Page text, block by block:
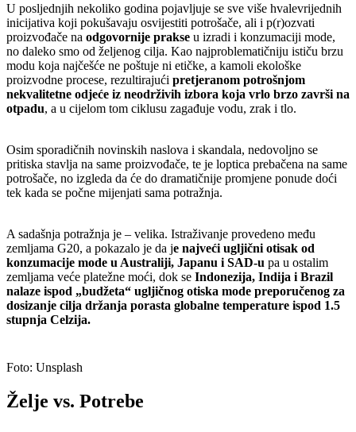
U posljednjih nekoliko godina pojavljuje se sve više hvalevrijednih
inicijativa koji pokušavaju osvijestiti potrošače, ali i p(r)ozvati
proizvođače na odgovornije prakse u izradi i konzumaciji mode,
no daleko smo od željenog cilja. Kao najproblematičniju ističu brzu
modu koja najčešće ne poštuje ni etičke, a kamoli ekološke
proizvodne procese, rezultirajući pretjeranom potrošnjom
nekvalitetne odjeće iz neodrživih izbora koja vrlo brzo završi na
otpadu, a u cijelom tom ciklusu zagađuje vodu, zrak i tlo.
Osim sporadičnih novinskih naslova i skandala, nedovoljno se
pritiska stavlja na same proizvođače, te je loptica prebačena na same
potrošače, no izgleda da će do dramatičnije promjene ponude doći
tek kada se počne mijenjati sama potražnja.
A sadašnja potražnja je – velika. Istraživanje provedeno među
zemljama G20, a pokazalo je da je najveći ugljični otisak od
konzumacije mode u Australiji, Japanu i SAD-u pa u ostalim
zemljama veće platežne moći, dok se Indonezija, Indija i Brazil
nalaze ispod „budžeta“ ugljičnog otiska mode preporučenog za
dosizanje cilja držanja porasta globalne temperature ispod 1.5
stupnja Celzija.
Foto: Unsplash
Želje vs. Potrebe